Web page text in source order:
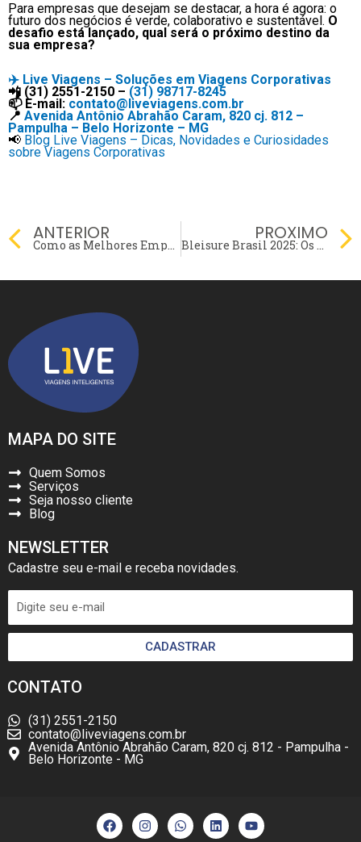
Para empresas que desejam se destacar, a hora é agora: o
futuro dos negócios é verde, colaborativo e sustentável. O
desafio está lançado, qual será o próximo destino da
sua empresa?
✈️ Live Viagens – Soluções em Viagens Corporativas
📲 (31) 2551-2150 – (31) 98717-8245
📫 E-mail: contato@liveviagens.com.br
📍 Avenida Antônio Abrahão Caram, 820 cj. 812 –
Pampulha – Belo Horizonte – MG
📢 Blog Live Viagens – Dicas, Novidades e Curiosidades
sobre Viagens Corporativas
Prev
ANTERIOR
Como as Melhores Empresas Gerenciam Viagens Corporativas com Eficiência
PROXIMO
Bleisure Brasil 2025: Os Destinos Mais Procurados por Executivos
MAPA DO SITE
Quem Somos
Serviços
Seja nosso cliente
Blog
NEWSLETTER
Cadastre seu e-mail e receba novidades.
CADASTRAR
CONTATO
(31) 2551-2150
contato@liveviagens.com.br
Avenida Antônio Abrahão Caram, 820 cj. 812 - Pampulha -
Belo Horizonte - MG
F
a
c
I
n
s
W
h
a
L
i
n
Y
o
u